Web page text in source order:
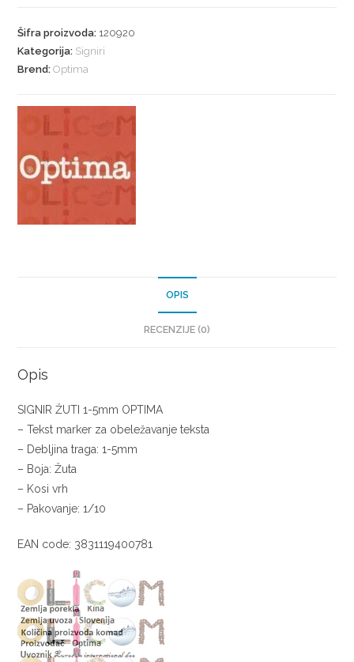
Šifra proizvoda: 120920
Kategorija: Signiri
Brend:Optima
OPIS
RECENZIJE (0)
Opis
SIGNIR ŽUTI 1-5mm OPTIMA
– Tekst marker za obeležavanje teksta
– Debljina traga: 1-5mm
– Boja: Žuta
– Kosi vrh
– Pakovanje: 1/10
EAN code: 3831119400781